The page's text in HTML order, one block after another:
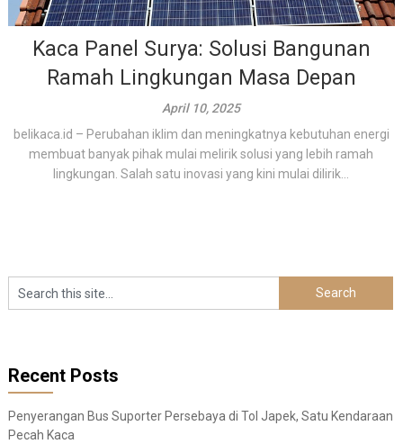
Kaca Panel Surya: Solusi Bangunan
Ramah Lingkungan Masa Depan
April 10, 2025
belikaca.id – Perubahan iklim dan meningkatnya kebutuhan energi
membuat banyak pihak mulai melirik solusi yang lebih ramah
lingkungan. Salah satu inovasi yang kini mulai dilirik...
Recent Posts
Penyerangan Bus Suporter Persebaya di Tol Japek, Satu Kendaraan
Pecah Kaca